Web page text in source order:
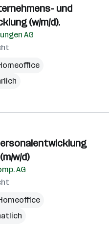
und
(w/m/d).
AG
w/d)
AG